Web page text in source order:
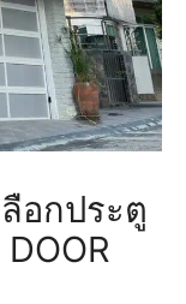
อกประตู